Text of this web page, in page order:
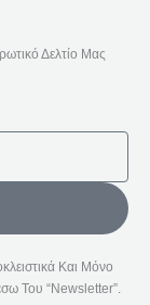
Δελτίο Μας
Και Μόνο
Του “Newsletter”.